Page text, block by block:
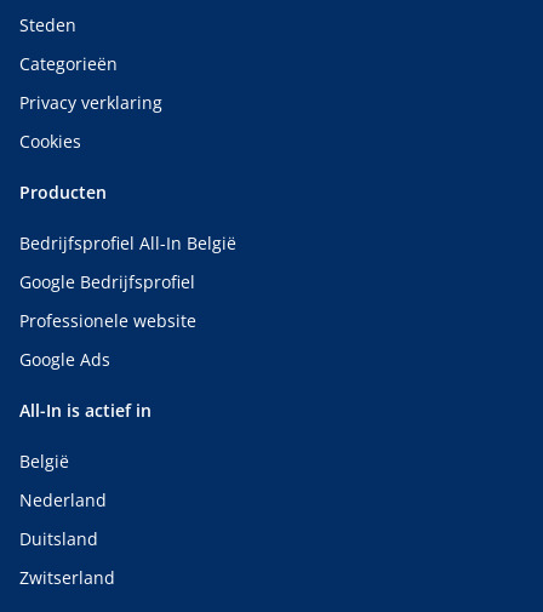
Steden
Categorieën
Privacy verklaring
Cookies
Producten
Bedrijfsprofiel All-In België
Google Bedrijfsprofiel
Professionele website
Google Ads
All-In is actief in
België
Nederland
Duitsland
Zwitserland